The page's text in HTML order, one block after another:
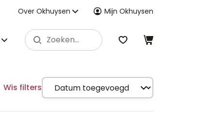
Over Okhuysen Mijn Okhuysen
Wis filters